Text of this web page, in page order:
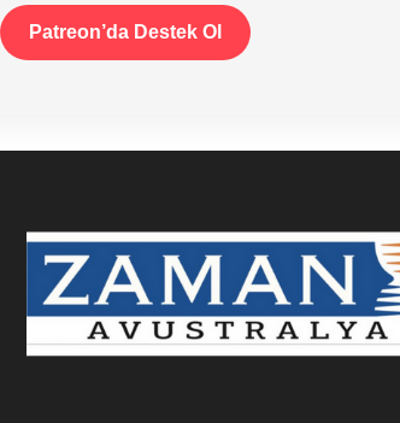
Patreon’da Destek Ol